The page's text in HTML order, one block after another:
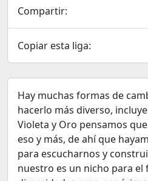
Compartir:
Copiar esta liga:
Hay muchas formas de
hacerlo más diverso,
Violeta y Oro pensamos
eso y más, de ahí que
para escucharnos y
nuestro es un nicho para el